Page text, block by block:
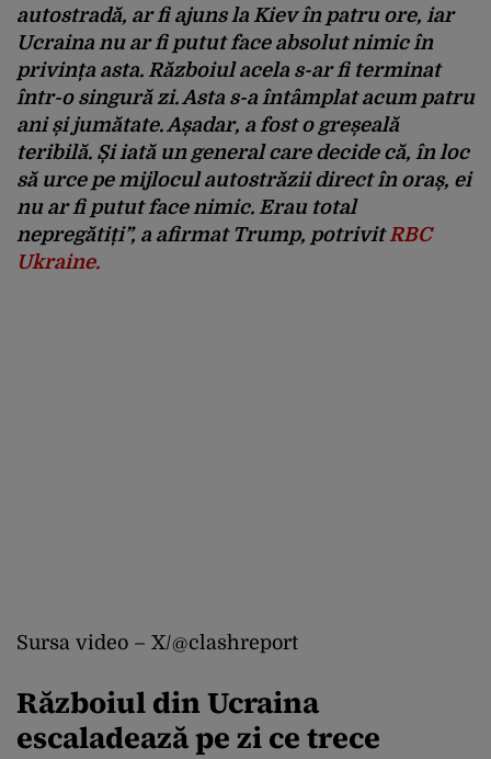
autostradă, ar fi ajuns la Kiev în patru ore, iar
Ucraina nu ar fi putut face absolut nimic în
privința asta. Războiul acela s-ar fi terminat
într-o singură zi. Asta s-a întâmplat acum patru
ani și jumătate. Așadar, a fost o greșeală
teribilă. Și iată un general care decide că, în loc
să urce pe mijlocul autostrăzii direct în oraș, ei
nu ar fi putut face nimic. Erau total
nepregătiți”, a afirmat Trump, potrivit RBC
Ukraine.
Sursa video – X/@clashreport
Războiul din Ucraina
escaladează pe zi ce trece